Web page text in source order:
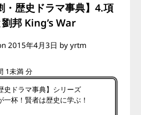
・歴史ドラマ事典】4.項
邦 King’s War
2015年4月3日 by yrtm
1未満 分
史ドラマ事典】シリーズ
一杯！賢者は歴史に学ぶ！